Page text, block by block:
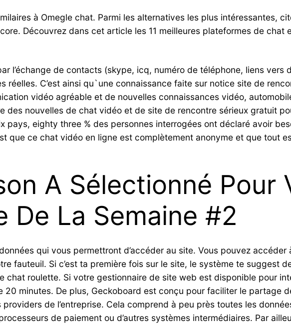
à Omegle chat. Parmi les alternatives les plus intéressantes,
Découvrez dans cet article les 11 meilleures plateformes de chat
l’échange de contacts (skype, icq, numéro de téléphone, liens vers
réelles. C’est ainsi qu`une connaissance faite sur notice site de
vidéo agréable et de nouvelles connaissances vidéo,
nouvelles de chat vidéo et de site de rencontre sérieux gratuit
eighty three % des personnes interrogées ont déclaré avoir
que ce chat vidéo en ligne est complètement anonyme et que tout
A Sélectionné Pour
De La Semaine #2
qui vous permettront d’accéder au site. Vous pouvez accéder
fauteuil. Si c’est ta première fois sur le site, le système te suggest
roulette. Si votre gestionnaire de site web est disponible pour
minutes. De plus, Geckoboard est conçu pour faciliter le partage
providers de l’entreprise. Cela comprend à peu près toutes les
de paiement ou d’autres systèmes intermédiaires. Par